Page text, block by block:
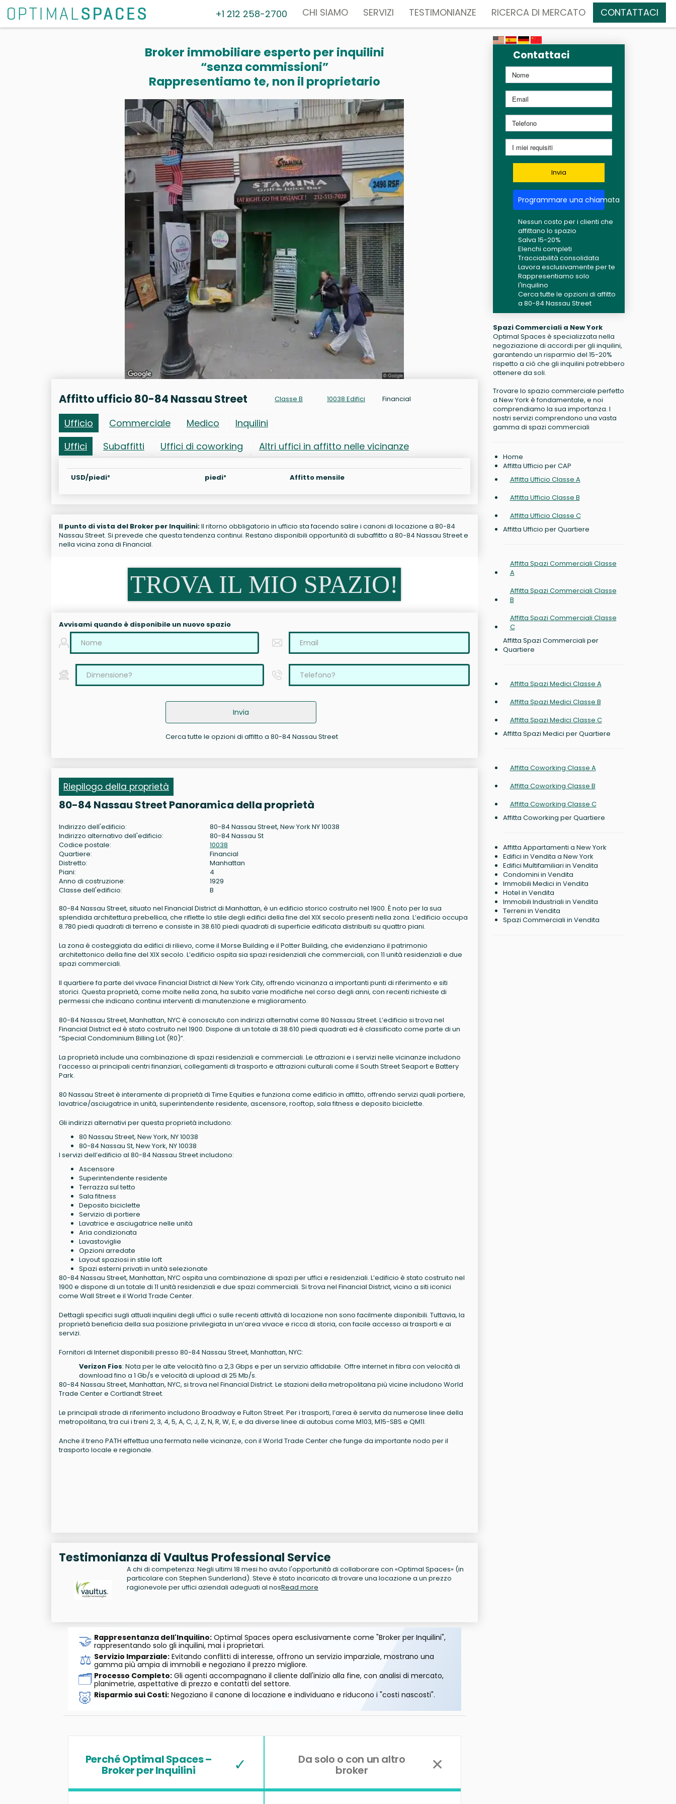
+1 212 258-2700 CHI SIAMO SERVIZI TESTIMONIANZE RICERCA DI MERCATO CONTATTACI
Broker immobiliare esperto per inquilini
“senza commissioni”
Rappresentiamo te, non il proprietario
Affitto ufficio 80-84 Nassau Street Classe B 10038 Edifici Financial
Ufficio Commerciale Medico
Inquilini
Uffici
Subaffitti Uffici di coworking Altri uffici in affitto nelle vicinanze
USD/piedi² piedi² Affitto mensile
Il punto di vista del Broker per Inquilini:Il ritorno obbligatorio in ufficio sta facendo salire i canoni di locazione a 80-84
Nassau Street. Si prevede che questa tendenza continui. Restano disponibili opportunità di subaffitto a 80-84 Nassau Street e
nella vicina zona di Financial.
TROVA IL MIO SPAZIO!
Avvisami quando è disponibile un nuovo spazio
Invia
Cerca tutte le opzioni di affitto a 80-84 Nassau Street
Riepilogo della proprietà
80-84 Nassau Street Panoramica della proprietà
Indirizzo dell'edificio:
80-84 Nassau Street, New York NY 10038
Indirizzo alternativo dell'edificio:
80-84 Nassau St
Codice postale:
10038
Quartiere:
Financial
Distretto:
Manhattan
Piani:
4
Anno di costruzione:
1929
Classe dell'edificio:
B
80-84 Nassau Street, situato nel Financial District di Manhattan, è un edificio storico costruito nel 1900. È noto per la sua
splendida architettura prebellica, che riflette lo stile degli edifici della fine del XIX secolo presenti nella zona. L’edificio occupa
8.780 piedi quadrati di terreno e consiste in 38.610 piedi quadrati di superficie edificata distribuiti su quattro piani.
La zona è costeggiata da edifici di rilievo, come il Morse Building e il Potter Building, che evidenziano il patrimonio
architettonico della fine del XIX secolo. L’edificio ospita sia spazi residenziali che commerciali, con 11 unità residenziali e due
spazi commerciali.
Il quartiere fa parte del vivace Financial District di New York City, offrendo vicinanza a importanti punti di riferimento e siti
storici. Questa proprietà, come molte nella zona, ha subito varie modifiche nel corso degli anni, con recenti richieste di
permessi che indicano continui interventi di manutenzione e miglioramento.
80-84 Nassau Street, Manhattan, NYC è conosciuto con indirizzi alternativi come 80 Nassau Street. L’edificio si trova nel
Financial District ed è stato costruito nel 1900. Dispone di un totale di 38.610 piedi quadrati ed è classificato come parte di un
“Special Condominium Billing Lot (R0)”.
La proprietà include una combinazione di spazi residenziali e commerciali. Le attrazioni e i servizi nelle vicinanze includono
l’accesso ai principali centri finanziari, collegamenti di trasporto e attrazioni culturali come il South Street Seaport e Battery
Park.
80 Nassau Street è interamente di proprietà di Time Equities e funziona come edificio in affitto, offrendo servizi quali portiere,
lavatrice/asciugatrice in unità, superintendente residente, ascensore, rooftop, sala fitness e deposito biciclette.
Gli indirizzi alternativi per questa proprietà includono:
80 Nassau Street, New York, NY 10038
80-84 Nassau St, New York, NY 10038
I servizi dell’edificio al 80-84 Nassau Street includono:
Ascensore
Superintendente residente
Terrazza sul tetto
Sala fitness
Deposito biciclette
Servizio di portiere
Lavatrice e asciugatrice nelle unità
Aria condizionata
Lavastoviglie
Opzioni arredate
Layout spaziosi in stile loft
Spazi esterni privati in unità selezionate
80-84 Nassau Street, Manhattan, NYC ospita una combinazione di spazi per uffici e residenziali. L’edificio è stato costruito nel
1900 e dispone di un totale di 11 unità residenziali e due spazi commerciali. Si trova nel Financial District, vicino a siti iconici
come Wall Street e il World Trade Center.
Dettagli specifici sugli attuali inquilini degli uffici o sulle recenti attività di locazione non sono facilmente disponibili. Tuttavia, la
proprietà beneficia della sua posizione privilegiata in un’area vivace e ricca di storia, con facile accesso ai trasporti e ai
servizi.
Fornitori di Internet disponibili presso 80-84 Nassau Street, Manhattan, NYC:
Verizon Fios: Nota per le alte velocità fino a 2,3 Gbps e per un servizio affidabile. Offre internet in fibra con velocità di
download fino a 1 Gb/s e velocità di upload di 25 Mb/s.
80-84 Nassau Street, Manhattan, NYC, si trova nel Financial District. Le stazioni della metropolitana più vicine includono World
Trade Center e Cortlandt Street.
Le principali strade di riferimento includono Broadway e Fulton Street. Per i trasporti, l’area è servita da numerose linee della
metropolitana, tra cui i treni 2, 3, 4, 5, A, C, J, Z, N, R, W, E, e da diverse linee di autobus come M103, M15-SBS e QM11.
Anche il treno PATH effettua una fermata nelle vicinanze, con il World Trade Center che funge da importante nodo per il
trasporto locale e regionale.
Testimonianza di Vaultus Professional Service
A chi di competenza: Negli ultimi 18 mesi ho avuto l'opportunità di collaborare con «Optimal Spaces» (in
particolare con Stephen Sunderland). Steve è stato incaricato di trovare una locazione a un prezzo
ragionevole per uffici aziendali adeguati al nosRead more
🤝 Rappresentanza dell'Inquilino:Optimal Spaces opera esclusivamente come "Broker per Inquilini",
rappresentando solo gli inquilini, mai i proprietari.
⚖️ Servizio Imparziale:Evitando conflitti di interesse, offrono un servizio imparziale, mostrano una
gamma più ampia di immobili e negoziano il prezzo migliore.
🗂️ Processo Completo:Gli agenti accompagnano il cliente dall'inizio alla fine, con analisi di mercato,
planimetrie, aspettative di prezzo e contatti del settore.
🐷 Risparmio sui Costi:Negoziano il canone di locazione e individuano e riducono i "costi nascosti".
Perché Optimal Spaces –
Broker per Inquilini ✓ Da solo o con un altro
broker ✕
Contattaci
Invia
Programmare una chiamata
Nessun costo per i clienti che
affittano lo spazio
Salva 15-20%
Elenchi completi
Tracciabilità consolidata
Lavora esclusivamente per te
Rappresentiamo solo
l'Inquilino
Cerca tutte le opzioni di affitto
a 80-84 Nassau Street
Spazi Commerciali a New York
Optimal Spaces è specializzata nella
negoziazione di accordi per gli inquilini,
garantendo un risparmio del 15-20%
rispetto a ciò che gli inquilini potrebbero
ottenere da soli.
Trovare lo spazio commerciale perfetto
a New York è fondamentale, e noi
comprendiamo la sua importanza. I
nostri servizi comprendono una vasta
gamma di spazi commerciali
Home
Affitta Ufficio per CAP
Affitta Ufficio Classe A
Affitta Ufficio Classe B
Affitta Ufficio Classe C
Affitta Ufficio per Quartiere
Affitta Spazi Commerciali Classe
A
Affitta Spazi Commerciali Classe
B
Affitta Spazi Commerciali Classe
C
Affitta Spazi Commerciali per
Quartiere
Affitta Spazi Medici Classe A
Affitta Spazi Medici Classe B
Affitta Spazi Medici Classe C
Affitta Spazi Medici per Quartiere
Affitta Coworking Classe A
Affitta Coworking Classe B
Affitta Coworking Classe C
Affitta Coworking per Quartiere
Affitta Appartamenti a New York
Edifici in Vendita a New York
Edifici Multifamiliari in Vendita
Condomini in Vendita
Immobili Medici in Vendita
Hotel in Vendita
Immobili Industriali in Vendita
Terreni in Vendita
Spazi Commerciali in Vendita